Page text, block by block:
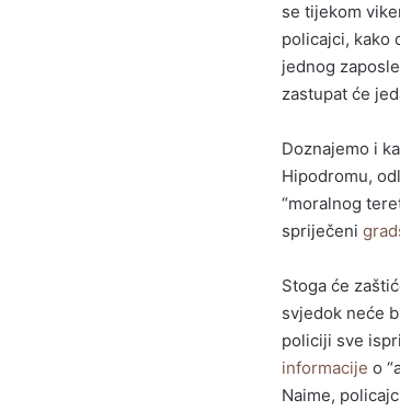
se tijekom
policajci, kako
jednog
zastupat će
Doznajemo i
Hipodromu,
“moralnog
spriječeni
Stoga će
svjedok neće
policiji sve
informacije o
Naime,